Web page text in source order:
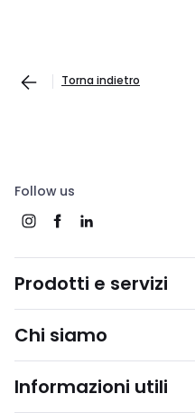
Torna indietro
Follow us
Prodotti e servizi
Chi siamo
Informazioni utili